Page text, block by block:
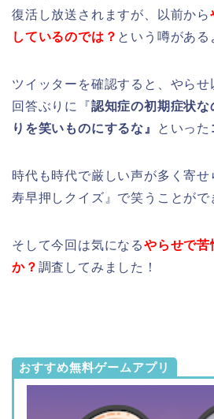
復活し放送されますが、以前から
しているのでは？ という噂がある
ツイッターを確認すると、やら
回答ぶりに『認知症の初期症状
りを笑いものにするな』
といった
時代も時代で厳しい声が多く寄
寿早押しクイズ』で笑うことがで
そして今回は気になるやらせで苦
か？ 調査してみました！
おすすめ無料ゲームアプリ